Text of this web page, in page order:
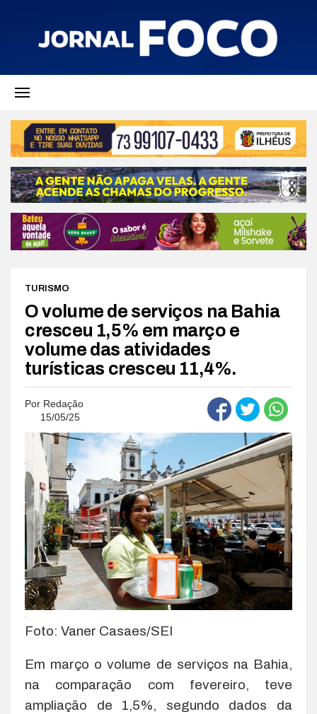
TURISMO
O volume de serviços na Bahia
cresceu 1,5% em março e
volume das atividades
turísticas cresceu 11,4%.
Por Redação
15/05/25
Foto: Vaner Casaes/SEI
Em março o volume de serviços na Bahia,
na comparação com fevereiro, teve
ampliação de 1,5%, segundo dados da